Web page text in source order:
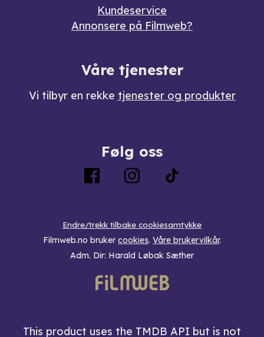
Kundeservice
Annonsere på Filmweb?
Våre tjenester
Vi tilbyr en rekke tjenester og produkter
Følg oss
Endre/trekk tilbake cookiesamtykke
Filmweb.no bruker cookies. Våre brukervilkår.
Adm. Dir: Harald Løbak Sæther
This product uses the TMDB API but is not